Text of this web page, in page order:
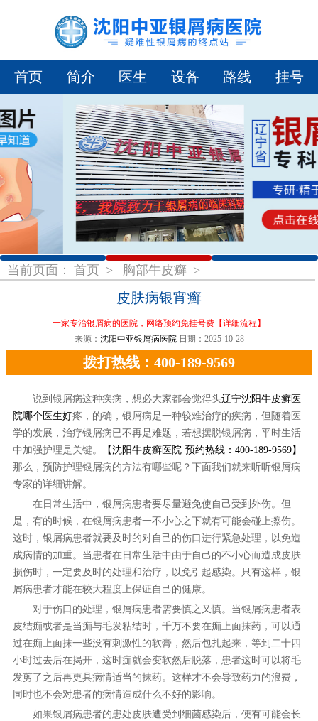
首页 简介 医生 设备 路线 挂号
1 2 3
当前页面： 首页 > 胸部牛皮癣 >
皮肤病银宵癣
一家专治银屑病的医院，网络预约免挂号费 【详细流程】
来源： 沈阳中亚银屑病医院 日期：2025-10-28
拨打热线：400-189-9569
说到银屑病这种疾病，想必大家都会觉得头辽宁沈阳牛皮癣医
院哪个医生好疼，的确，银屑病是一种较难治疗的疾病，但随着医
学的发展，治疗银屑病已不再是难题，若想摆脱银屑病，平时生活
中加强护理是关键。
【沈阳牛皮癣医院·预约热线：400-189-9569】
那么，预防护理银屑病的方法有哪些呢？下面我们就来听听银屑病
专家的详细讲解。
在日常生活中，银屑病患者要尽量避免使自己受到外伤。但
是，有的时候，在银屑病患者一不小心之下就有可能会碰上擦伤。
这时，银屑病患者就要及时的对自己的伤口进行紧急处理，以免造
成病情的加重。当患者在日常生活中由于自己的不小心而造成皮肤
损伤时，一定要及时的处理和治疗，以免引起感染。只有这样，银
屑病患者才能在较大程度上保证自己的健康。
对于伤口的处理，银屑病患者需要慎之又慎。当银屑病患者表
皮结痂或者是当痂与毛发粘结时，千万不要在痂上面抹药，可以通
过在痂上面抹一些没有刺激性的软膏，然后包扎起来，等到二十四
小时过去后在揭开，这时痂就会变软然后脱落，患者这时可以将毛
发剪了之后再更具病情适当的抹药。这样才不会导致药力的浪费，
同时也不会对患者的病情造成什么不好的影响。
如果银屑病患者的患处皮肤遭受到细菌感染后，便有可能会长